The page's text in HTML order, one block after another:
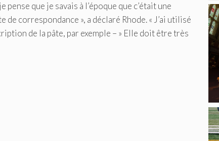
que je savais à l’époque que c’était une
correspondance », a déclaré Rhode. « J’ai utilisé
de la pâte, par exemple – » Elle doit être très